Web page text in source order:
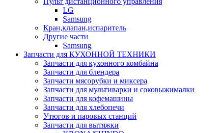
LG
Samsung
Кран,клапан,испаритель
Другие части
Samsung
Запчасти для КУХОННОЙ ТЕХНИКИ
Запчасти для кухонного комбайна
Запчасти для блендера
Запчасти мясорубки и миксера
Запчасти для мультиварки и соковыжималки
Запчасти для кофемашины
Запчасти для хлебопечи
Утюгов и паровых станций
Запчасти для вытяжки